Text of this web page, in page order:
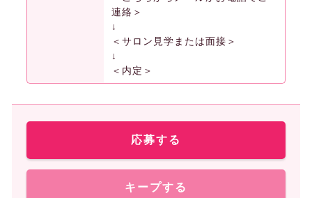
連絡＞
↓
＜サロン見学または面接＞
↓
＜内定＞
応募する
キープする